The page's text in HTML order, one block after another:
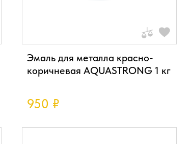
Эмаль для металла красно-
коричневая AQUASTRONG 1 кг
950 ₽